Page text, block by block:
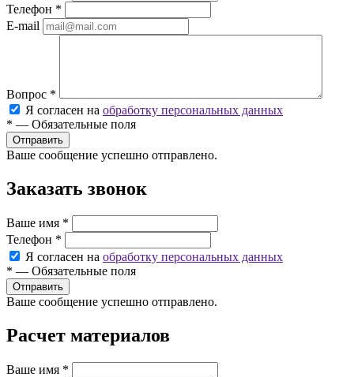
Телефон *
E-mail
Вопрос *
Я согласен на обработку персональных данных
* — Обязательные поля
Ваше сообщение успешно отправлено.
Заказать звонок
Ваше имя *
Телефон *
Я согласен на обработку персональных данных
* — Обязательные поля
Ваше сообщение успешно отправлено.
Расчет материалов
Ваше имя *